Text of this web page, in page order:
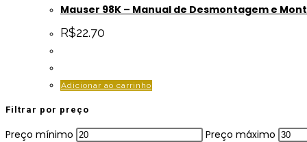
Mauser 98K – Manual de Desmontagem e
R$22.70
Adicionar ao carrinho
Filtrar por preço
Preço mínimo Preço máximo